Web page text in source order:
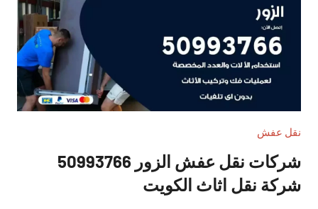
نقل عفش
شركات نقل عفش الزور 50993766
شركة نقل اثاث الكويت